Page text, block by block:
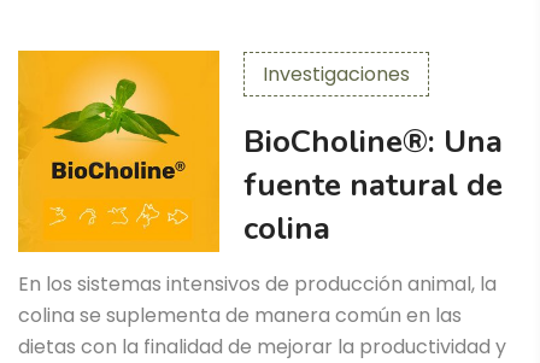
Investigaciones
BioCholine®: Una
fuente natural de
colina
En los sistemas intensivos de producción animal, la
colina se suplementa de manera común en las
dietas con la finalidad de mejorar la productividad y